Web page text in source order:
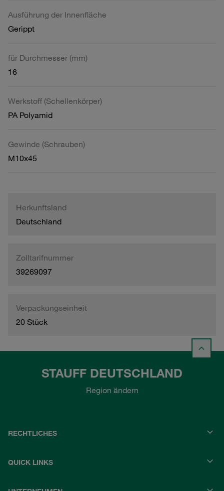
Ausführung der Innenfläche
Gerippt
für Durchmesser (mm)
16
Werkstoff (Schellenkörper)
PA Polyamid
Gewinde (Schrauben)
M10x45
Herkunftsland
Deutschland
Zolltarifnummer
39269097
Verpackungseinheit
20 Stück
STAUFF DEUTSCHLAND
Region ändern
RECHTLICHES
QUICK LINKS